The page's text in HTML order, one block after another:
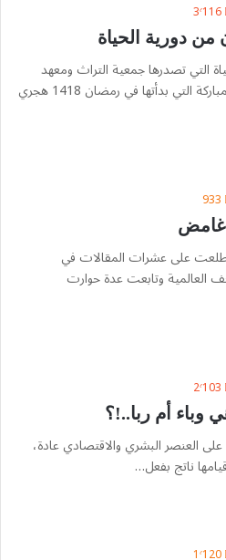
3٬116
من دورية الحياة
التي تصدرها جمعية التراث ومعهد
الحياة مسيرتها الفكرية والعلمية المباركة التي بدأتها في رمضان 1418 هجري
933
غامض
اطلعت على عشرات المقالات في
وتابعت عدة حوارت
2٬103
وباء أم ربا..!؟
العنصر البشري والاقتصادي عادة،
ناتج بفعل…
1٬120